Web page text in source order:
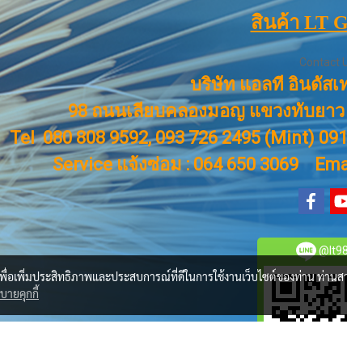
สินค้า LT
Contact
บริษัท แอลที อินดัสเ
98 ถนนเลียบคลองมอญ แขวงทับยาว
Tel 080 808 9592, 093 726 2495 (Mint)
Service แจ้งซ่อม : 064 650 3069
@lt98
พื่อเพิ่มประสิทธิภาพและประสบการณ์ที่ดีในการใช้งานเว็บไซต์ของท่าน ท่านส
ายคุกกี้